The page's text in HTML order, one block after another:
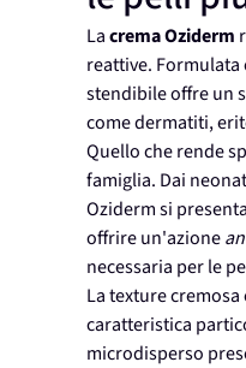
Lacrema Oziderm
reattive. Formulata
stendibile offre un
come dermatiti,
Quello che rende
famiglia. Dai
Oziderm si
offrire un'azione
necessaria per le
La texture
caratteristica
microdisperso